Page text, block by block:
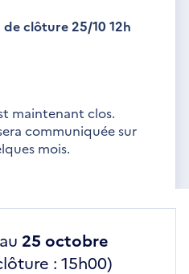
clôture 25/10 12h
maintenant clos.
communiquée sur
mois.
au 25 octobre
: 15h00)